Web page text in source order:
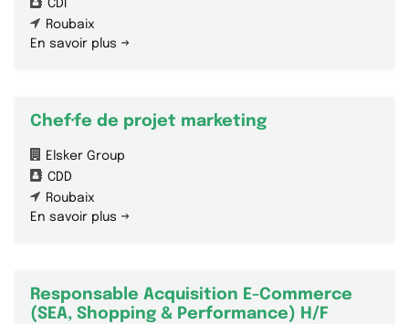
CDI
Roubaix
En savoir plus
Chef·fe de projet marketing
Elsker Group
CDD
Roubaix
En savoir plus
Responsable Acquisition E-Commerce
(SEA, Shopping & Performance) H/F